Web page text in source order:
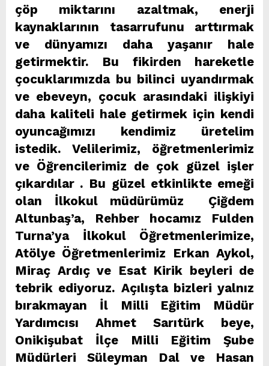
çöp miktarını azaltmak, enerji
kaynaklarının tasarrufunu arttırmak
ve dünyamızı daha yaşanır hale
getirmektir. Bu fikirden hareketle
çocuklarımızda bu bilinci uyandırmak
ve ebeveyn, çocuk arasındaki ilişkiyi
daha kaliteli hale getirmek için kendi
oyuncağımızı kendimiz üretelim
istedik. Velilerimiz, öğretmenlerimiz
ve Öğrencilerimiz de çok güzel işler
çıkardılar . Bu güzel etkinlikte emeği
olan İlkokul müdürümüz Çiğdem
Altunbaş’a, Rehber hocamız Fulden
Turna’ya İlkokul Öğretmenlerimize,
Atölye Öğretmenlerimiz Erkan Aykol,
Miraç Ardıç ve Esat Kirik beyleri de
tebrik ediyoruz. Açılışta bizleri yalnız
bırakmayan İl Milli Eğitim Müdür
Yardımcısı Ahmet Sarıtürk beye,
Onikişubat İlçe Milli Eğitim Şube
Müdürleri Süleyman Dal ve Hasan